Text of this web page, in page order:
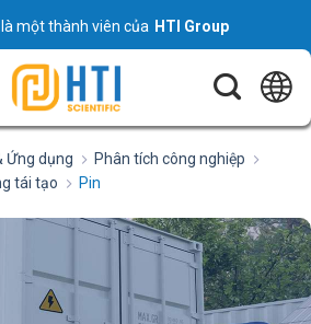
là một thành viên của HTI Group
Ứng dụng
Phân tích công nghiệp
tái tạo
Pin